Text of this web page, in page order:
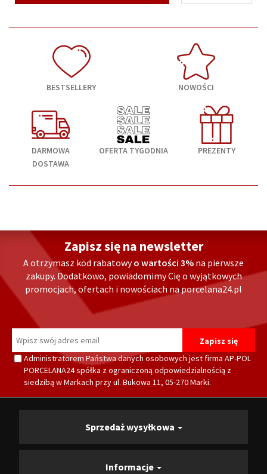
BESTSELLERY NOWOŚCI
DARMOWA
DOSTAWA
OFERTA TYGODNIA PREZENTY
Zapisz się na newsletter
A otrzymasz kod rabatowyo wartości 3% na pierwsze
zakupy. Dodatkowo, powiadomimy Cię o wyjątkowych
promocjach, ofertach i nowościach na porcelana24.pl
Administratorem Państwa danych osobowych jest firma AP-POL
PORCELANA24 spółka z ograniczoną odpowiedzialnością z
siedzibą w Markach przy ul. Bukowa 11, 05-270 Marki.
Sprzedaż wysyłkowa
Informacje